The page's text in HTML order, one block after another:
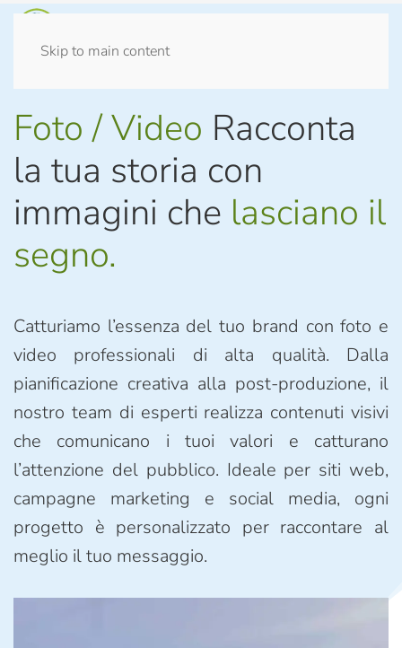
Skip to main content
Foto / Video Racconta
la tua storia con
immagini che lasciano il
segno.
Catturiamo l’essenza del tuo brand con foto e
video professionali di alta qualità. Dalla
pianificazione creativa alla post-produzione, il
nostro team di esperti realizza contenuti visivi
che comunicano i tuoi valori e catturano
l’attenzione del pubblico. Ideale per siti web,
campagne marketing e social media, ogni
progetto è personalizzato per raccontare al
meglio il tuo messaggio.